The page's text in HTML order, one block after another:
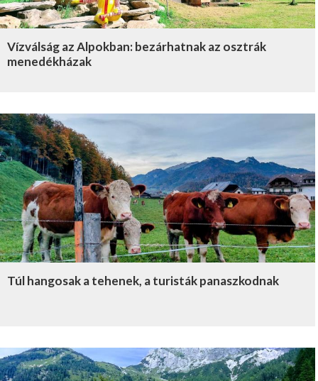
Vízválság az Alpokban: bezárhatnak az osztrák
menedékházak
Túl hangosak a tehenek, a turisták panaszkodnak